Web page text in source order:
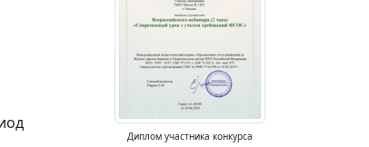
Диплом участника конкурса